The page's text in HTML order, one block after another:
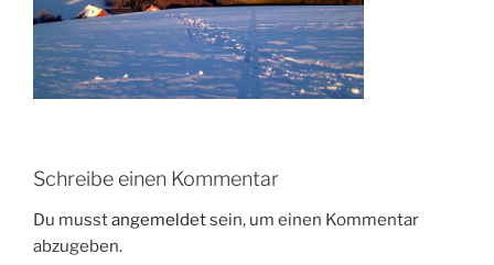
Schreibe einen Kommentar
Du musstangemeldetsein, um einen Kommentar
abzugeben.